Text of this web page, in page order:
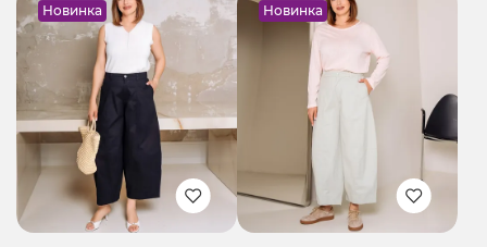
Новинка Новинка